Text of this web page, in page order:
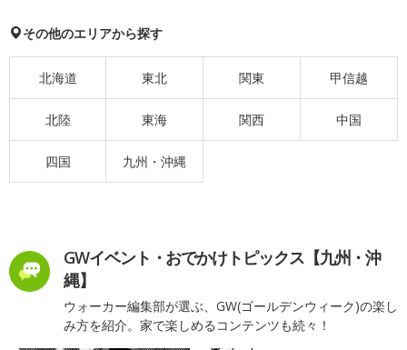
その他のエリアから探す
北海道 東北 関東 甲信越
北陸 東海 関西 中国
四国 九州・沖縄
GWイベント・おでかけトピックス【九州・沖
縄】
ウォーカー編集部が選ぶ、GW(ゴールデンウィーク)の楽し
み方を紹介。家で楽しめるコンテンツも続々！